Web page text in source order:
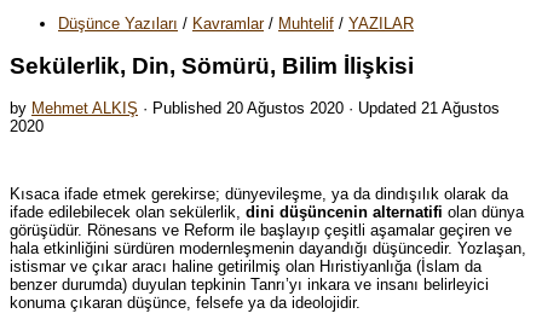
Düşünce Yazıları / Kavramlar / Muhtelif / YAZILAR
Sekülerlik, Din, Sömürü, Bilim İlişkisi
by Mehmet ALKIŞ · Published 20 Ağustos 2020 · Updated 21 Ağustos
2020
Kısaca ifade etmek gerekirse; dünyevileşme, ya da dindışılık olarak da
ifade edilebilecek olan sekülerlik, dini düşüncenin alternatifi olan dünya
görüşüdür. Rönesans ve Reform ile başlayıp çeşitli aşamalar geçiren ve
hala etkinliğini sürdüren modernleşmenin dayandığı düşüncedir. Yozlaşan,
istismar ve çıkar aracı haline getirilmiş olan Hıristiyanlığa (İslam da
benzer durumda) duyulan tepkinin Tanrı’yı inkara ve insanı belirleyici
konuma çıkaran düşünce, felsefe ya da ideolojidir.